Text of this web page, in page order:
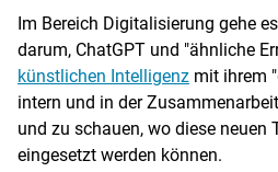
Im Bereich Digitalisierung gehe
darum, ChatGPT und "ähnliche
künstlichen Intelligenz mit ihrem
intern und in der
und zu schauen, wo diese neuen
eingesetzt werden können.